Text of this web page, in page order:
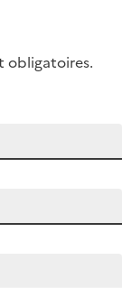
obligatoires.